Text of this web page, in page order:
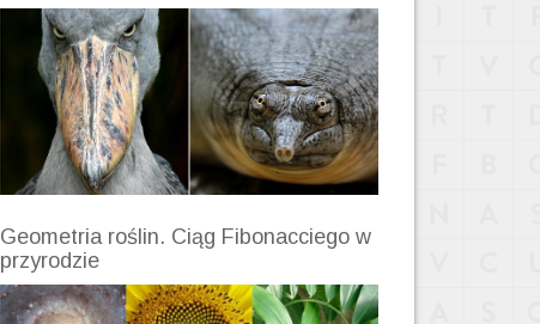
Geometria roślin. Ciąg Fibonacciego w
przyrodzie